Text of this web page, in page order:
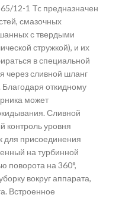
12-1 Tc предназначен
смазочных
с твердыми
стружкой), и их
в специальной
через сливной шланг
откидному
может
Сливной
контроль уровня
для присоединения
на турбинной
поворота на 360°,
вокруг аппарата,
Встроенное